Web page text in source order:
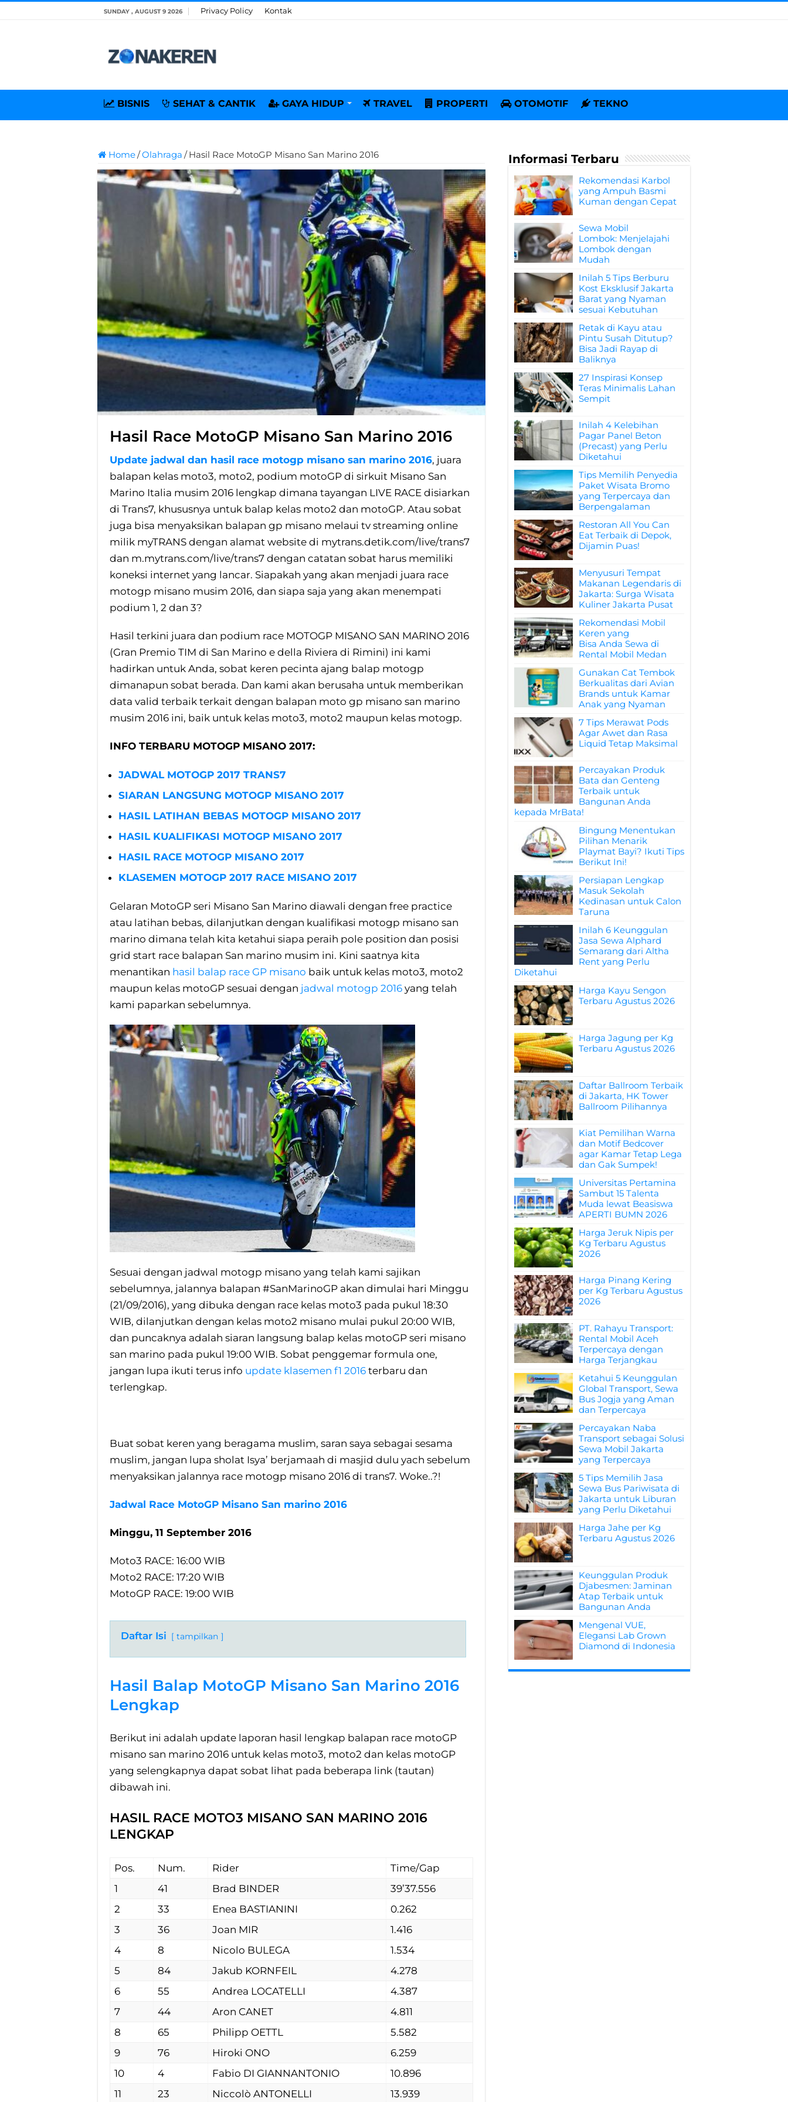
SUNDAY , AUGUST 9 2026 Privacy Policy Kontak
BISNIS SEHAT & CANTIK GAYA HIDUP TRAVEL PROPERTI OTOMOTIF TEKNO
Home/Olahraga / Hasil Race MotoGP Misano San Marino 2016
Hasil Race MotoGP Misano San Marino 2016
Update jadwal dan hasil race motogp misano san marino 2016, juara
balapan kelas moto3, moto2, podium motoGP di sirkuit Misano San
Marino Italia musim 2016 lengkap dimana tayangan LIVE RACE disiarkan
di Trans7, khususnya untuk balap kelas moto2 dan motoGP. Atau sobat
juga bisa menyaksikan balapan gp misano melaui tv streaming online
milik myTRANS dengan alamat website di mytrans.detik.com/live/trans7
dan m.mytrans.com/live/trans7 dengan catatan sobat harus memiliki
koneksi internet yang lancar. Siapakah yang akan menjadi juara race
motogp misano musim 2016, dan siapa saja yang akan menempati
podium 1, 2 dan 3?
Hasil terkini juara dan podium race MOTOGP MISANO SAN MARINO 2016
(Gran Premio TIM di San Marino e della Riviera di Rimini) ini kami
hadirkan untuk Anda, sobat keren pecinta ajang balap motogp
dimanapun sobat berada. Dan kami akan berusaha untuk memberikan
data valid terbaik terkait dengan balapan moto gp misano san marino
musim 2016 ini, baik untuk kelas moto3, moto2 maupun kelas motogp.
INFO TERBARU MOTOGP MISANO 2017:
JADWAL MOTOGP 2017 TRANS7
SIARAN LANGSUNG MOTOGP MISANO 2017
HASIL LATIHAN BEBAS MOTOGP MISANO 2017
HASIL KUALIFIKASI MOTOGP MISANO 2017
HASIL RACE MOTOGP MISANO 2017
KLASEMEN MOTOGP 2017 RACE MISANO 2017
Gelaran MotoGP seri Misano San Marino diawali dengan free practice
atau latihan bebas, dilanjutkan dengan kualifikasi motogp misano san
marino dimana telah kita ketahui siapa peraih pole position dan posisi
grid start race balapan San marino musim ini. Kini saatnya kita
menantikan hasil balap race GP misano baik untuk kelas moto3, moto2
maupun kelas motoGP sesuai dengan jadwal motogp 2016 yang telah
kami paparkan sebelumnya.
Sesuai dengan jadwal motogp misano yang telah kami sajikan
sebelumnya, jalannya balapan #SanMarinoGP akan dimulai hari Minggu
(21/09/2016), yang dibuka dengan race kelas moto3 pada pukul 18:30
WIB, dilanjutkan dengan kelas moto2 misano mulai pukul 20:00 WIB,
dan puncaknya adalah siaran langsung balap kelas motoGP seri misano
san marino pada pukul 19:00 WIB. Sobat penggemar formula one,
jangan lupa ikuti terus info update klasemen f1 2016 terbaru dan
terlengkap.
Buat sobat keren yang beragama muslim, saran saya sebagai sesama
muslim, jangan lupa sholat Isya’ berjamaah di masjid dulu yach sebelum
menyaksikan jalannya race motogp misano 2016 di trans7. Woke..?!
Jadwal Race MotoGP Misano San marino 2016
Minggu, 11 September 2016
Moto3 RACE: 16:00 WIB
Moto2 RACE: 17:20 WIB
MotoGP RACE: 19:00 WIB
Daftar Isi tampilkan
Hasil Balap MotoGP Misano San Marino 2016
Lengkap
Berikut ini adalah update laporan hasil lengkap balapan race motoGP
misano san marino 2016 untuk kelas moto3, moto2 dan kelas motoGP
yang selengkapnya dapat sobat lihat pada beberapa link (tautan)
dibawah ini.
HASIL RACE MOTO3 MISANO SAN MARINO 2016
LENGKAP
Pos. Num. Rider
Time/Gap
1
41 Brad BINDER
39’37.556
2
33 Enea BASTIANINI
0.262
3
36 Joan MIR
1.416
4
8 Nicolo BULEGA
1.534
5
84 Jakub KORNFEIL
4.278
6
55 Andrea LOCATELLI
4.387
7
44 Aron CANET
4.811
8
65 Philipp OETTL
5.582
9
76 Hiroki ONO
6.259
10
4 Fabio DI GIANNANTONIO
10.896
11
23 Niccolò ANTONELLI 13.939
Informasi Terbaru
Rekomendasi Karbol
yang Ampuh Basmi
Kuman dengan Cepat
Sewa Mobil
Lombok: Menjelajahi
Lombok dengan
Mudah
Inilah 5 Tips Berburu
Kost Eksklusif Jakarta
Barat yang Nyaman
sesuai Kebutuhan
Retak di Kayu atau
Pintu Susah Ditutup?
Bisa Jadi Rayap di
Baliknya
27 Inspirasi Konsep
Teras Minimalis Lahan
Sempit
Inilah 4 Kelebihan
Pagar Panel Beton
(Precast) yang Perlu
Diketahui
Tips Memilih Penyedia
Paket Wisata Bromo
yang Terpercaya dan
Berpengalaman
Restoran All You Can
Eat Terbaik di Depok,
Dijamin Puas!
Menyusuri Tempat
Makanan Legendaris di
Jakarta: Surga Wisata
Kuliner Jakarta Pusat
Rekomendasi Mobil
Keren yang
Bisa Anda Sewa di
Rental Mobil Medan
Gunakan Cat Tembok
Berkualitas dari Avian
Brands untuk Kamar
Anak yang Nyaman
7 Tips Merawat Pods
Agar Awet dan Rasa
Liquid Tetap Maksimal
Percayakan Produk
Bata dan Genteng
Terbaik untuk
Bangunan Anda
kepada MrBata!
Bingung Menentukan
Pilihan Menarik
Playmat Bayi? Ikuti Tips
Berikut Ini!
Persiapan Lengkap
Masuk Sekolah
Kedinasan untuk Calon
Taruna
Inilah 6 Keunggulan
Jasa Sewa Alphard
Semarang dari Altha
Rent yang Perlu
Diketahui
Harga Kayu Sengon
Terbaru Agustus 2026
Harga Jagung per Kg
Terbaru Agustus 2026
Daftar Ballroom Terbaik
di Jakarta, HK Tower
Ballroom Pilihannya
Kiat Pemilihan Warna
dan Motif Bedcover
agar Kamar Tetap Lega
dan Gak Sumpek!
Universitas Pertamina
Sambut 15 Talenta
Muda lewat Beasiswa
APERTI BUMN 2026
Harga Jeruk Nipis per
Kg Terbaru Agustus
2026
Harga Pinang Kering
per Kg Terbaru Agustus
2026
PT. Rahayu Transport:
Rental Mobil Aceh
Terpercaya dengan
Harga Terjangkau
Ketahui 5 Keunggulan
Global Transport, Sewa
Bus Jogja yang Aman
dan Terpercaya
Percayakan Naba
Transport sebagai Solusi
Sewa Mobil Jakarta
yang Terpercaya
5 Tips Memilih Jasa
Sewa Bus Pariwisata di
Jakarta untuk Liburan
yang Perlu Diketahui
Harga Jahe per Kg
Terbaru Agustus 2026
Keunggulan Produk
Djabesmen: Jaminan
Atap Terbaik untuk
Bangunan Anda
Mengenal VUE,
Elegansi Lab Grown
Diamond di Indonesia